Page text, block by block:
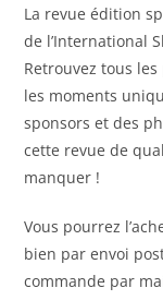
La revue édition
de l’International
Retrouvez tous
les moments
sponsors et des
cette revue de
manquer !
Vous pourrez
bien par envoi
commande par